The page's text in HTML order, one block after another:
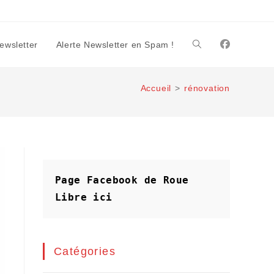
Alerte Newsletter en Spam ! Toggle
website
Accueil > rénovation
Page Facebook de Roue
Libre
ici
Catégories